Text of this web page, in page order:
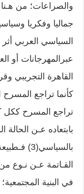
والصراعات؛ من
جماليا وفكريا
السياسي العربي
عبرالمهرجانات أو
القاهرة التجريبي
كأنما تراجع
تراجع المسرح ككل
بابتعاده عـن
القـاتمة عـن نـوع
في البنية